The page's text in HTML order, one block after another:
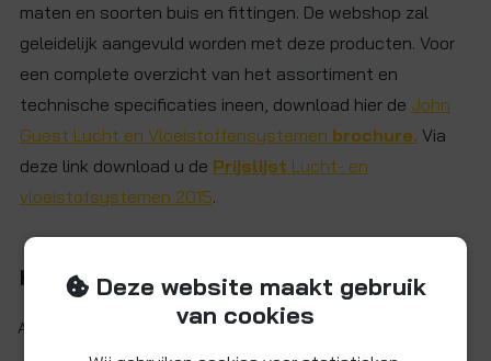
maten en soorten buis en fittingen. De webshop zal
geleidelijk aangevuld worden met deze producten. Voor
een complete overzicht van het assortiment en
technische specificaties ineen, download hier de John
Guest Lucht en Vloeistoffensystemen brochure. Via
deze link download u de Prijslijst Lucht- en
vloeistofsystemen 2015.
Kenmerken
Artikelnr.: PE-0806-100M-B
Deze website maakt gebruik
van cookies